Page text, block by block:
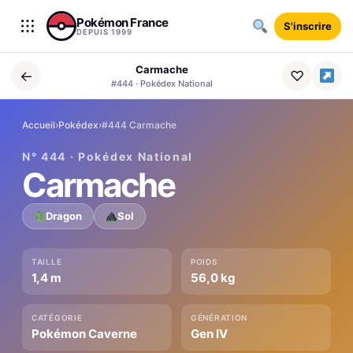
Aller au contenu
Pokémon France
DEPUIS 1999 S'inscrire
← Carmache
#444 · Pokédex National ♡
Accueil›Pokédex›#444 Carmache
N° 444 · Pokédex National
Carmache
Dragon Sol
TAILLE
1,4 m
POIDS
56,0 kg
CATÉGORIE
Pokémon Caverne
GÉNÉRATION
Gen IV